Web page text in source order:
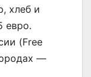
хлеб и
евро.
(Free
—